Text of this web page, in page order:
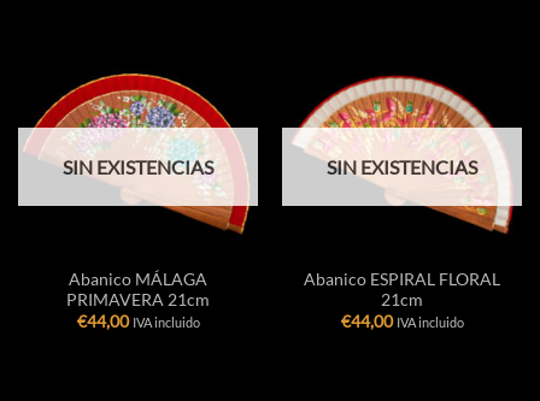
SIN EXISTENCIAS
Abanico MÁLAGA
PRIMAVERA 21cm
€44,00 IVA incluido
SIN EXISTENCIAS
Abanico ESPIRAL FLORAL
21cm
€44,00 IVA incluido